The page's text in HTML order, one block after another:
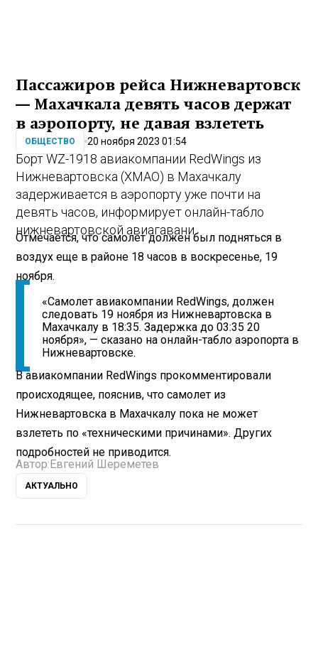
Пассажиров рейса Нижневартовск
— Махачкала девять часов держат
в аэропорту, не давая взлететь
ОБЩЕСТВО 20 ноября 2023 01:54
Борт WZ-1918 авиакомпании RedWings из
Нижневартовска (ХМАО) в Махачкалу
задерживается в аэропорту уже почти на
девять часов, информирует онлайн-табло
нижневартовской авиагавани.
Отмечается, что самолет должен был подняться в
воздух еще в районе 18 часов в воскресенье, 19
ноября.
«Самолет авиакомпании RedWings, должен
следовать 19 ноября из Нижневартовска в
Махачкалу в 18:35. Задержка до 03:35 20
ноября», — сказано на онлайн-табло аэропорта в
Нижневартовске.
В авиакомпании RedWings прокомментировали
происходящее, пояснив, что самолет из
Нижневартовска в Махачкалу пока не может
взлететь по «техническими причинами». Других
подробностей не приводится.
Автор: Евгений Шереметев
АКТУАЛЬНО